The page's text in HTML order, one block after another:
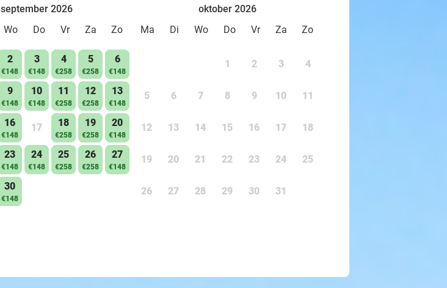
september 2026
Wo Do Vr Za Zo
2
€148
3
€148
4
€258
5
€258
6
€148
9
€148
10
€148
11
€258
12
€258
13
€148
16
€148
17 18
€258
19
€258
20
€148
23
€148
24
€148
25
€258
26
€258
27
€148
30
€148
oktober 2026
Ma
Di Wo Do Vr Za Zo
1 2 3 4
5 6 7 8 9 10 11
12 13 14 15 16 17 18
19 20 21 22 23 24 25
26 27 28 29 30 31